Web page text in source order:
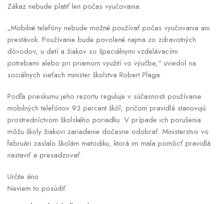
Zákaz nebude platiť len počas vyučovania.
„Mobilné telefóny nebude možné používať počas vyučovania ani
prestávok. Používanie bude povolené najmä zo zdravotných
dôvodov, u detí a žiakov so špeciálnymi vzdelávacími
potrebami alebo pri priamom využití vo výučbe,“ uviedol na
sociálnych sieťach minister školstva Robert Plaga.
Podľa prieskumu jeho rezortu reguluje v súčasnosti používanie
mobilných telefónov 93 percent škôl, pričom pravidlá stanovujú
prostredníctvom školského poriadku. V prípade ich porušenia
môžu školy žiakovi zariadenie dočasne odobrať. Ministerstvo vo
februári zaslalo školám metodiku, ktorá im mala pomôcť pravidlá
nastaviť a presadzovať.
Určite áno
Neviem to posúdiť